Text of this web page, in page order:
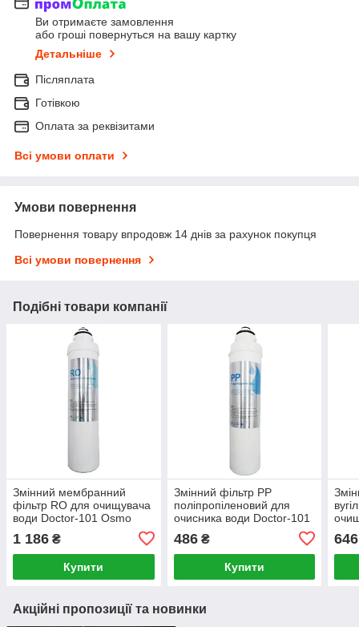
Ви отримаєте замовлення
або гроші повернуться на вашу картку
Детальніше
Післяплата
Готівкою
Оплата за реквізитами
Всі умови оплати
Умови повернення
Повернення товару впродовж 14 днів за рахунок покупця
Всі умови повернення
Подібні товари компанії
Змінний мембранний
фільтр RO для очищувача
води Doctor-101 Osmo
1 186 ₴
Купити
Змінний фільтр PP
поліпропіленовий для
очисника води Doctor-101
486₴
Купити
646
Акційні пропозиції та новинки